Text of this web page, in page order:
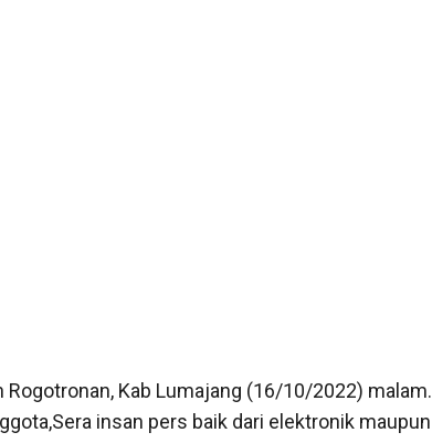
Kab Lumajang (16/10/2022) malam.
insan pers baik dari elektronik maupun